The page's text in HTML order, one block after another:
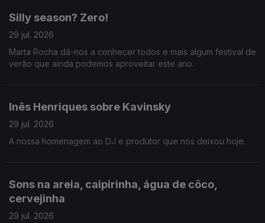
Silly season? Zero!
29 jul. 2026
Marta Rocha dá-nos a conhecer todos e mais algum festival de
verão que ainda podemos aproveitar este ano.
Inês Henriques sobre Kavinsky
29 jul. 2026
A nossa homenagem ao DJ e produtor que nos deixou hoje.
Sons na areia, caipirinha, água de côco,
cervejinha
29 jul. 2026